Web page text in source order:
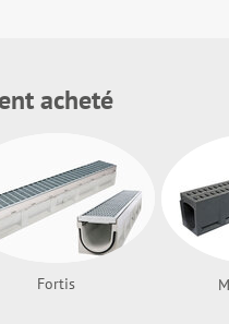
acheté
Fortis